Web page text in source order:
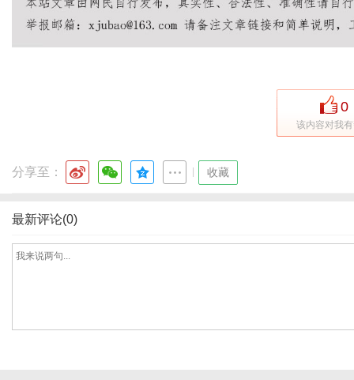
0
该内容对我
分享至： 收藏
最新评论(0)